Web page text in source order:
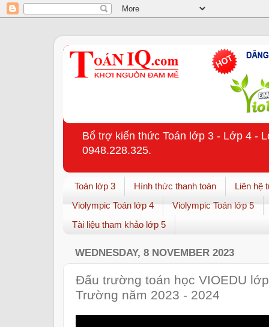
Bổ trợ kiến thức Toán lớp 3 - Lớp 4 -
0948.228.325.
Toán lớp 3 Hình thức thanh toán
Liên hệ
Violympic Toán lớp 4
Violympic Toán lớp 5
Tài liệu tham khảo lớp 5
WEDNESDAY, 8 NOVEMBER 2023
Đấu trường toán học VIOEDU
Trường năm 2023 - 2024